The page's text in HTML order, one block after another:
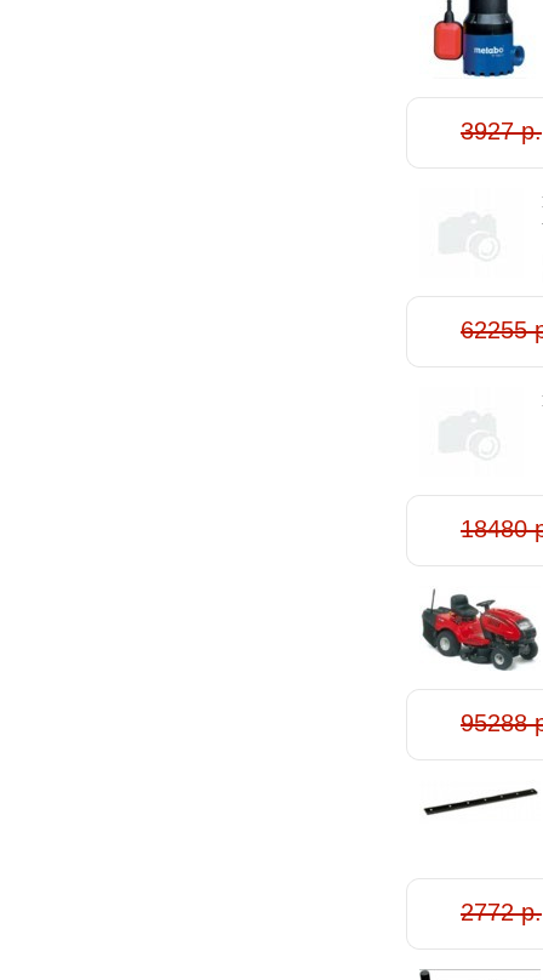
3927 р.
62255
18480
95288
2772 р.